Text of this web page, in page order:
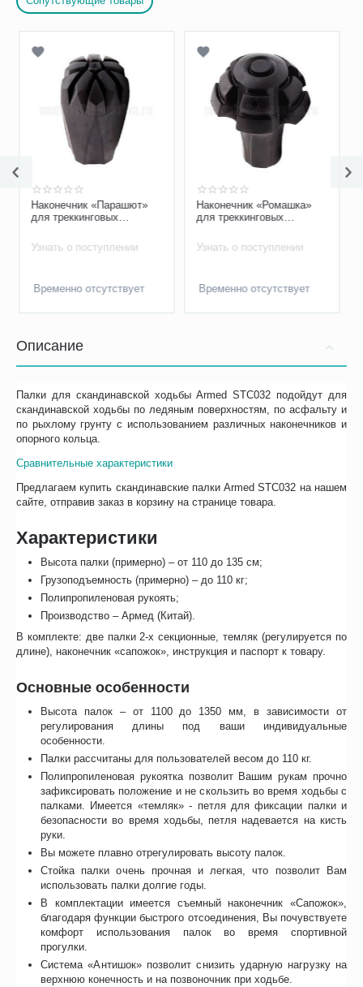
Наконечник «Парашют»
для треккинговых
Узнать о поступлении
Временно отсутствует
Наконечник «Ромашка»
для треккинговых
Узнать о поступлении
Временно отсутствует
Описание
Палки для скандинавской ходьбы Armed STC032 подойдут для
скандинавской ходьбы по ледяным поверхностям, по асфальту и
по рыхлому грунту с использованием различных наконечников и
опорного кольца.
Сравнительные характеристики
Предлагаем купить скандинавские палки Armed STC032 на нашем
сайте, отправив заказ в корзину на странице товара.
Характеристики
Высота палки (примерно) – от 110 до 135 см;
Грузоподъемность (примерно) – до 110 кг;
Полипропиленовая рукоять;
Производство – Армед (Китай).
В комплекте: две палки 2-х секционные, темляк (регулируется по
длине), наконечник «сапожок», инструкция и паспорт к товару.
Основные особенности
Высота палок – от 1100 до 1350 мм, в зависимости от
регулирования длины под ваши индивидуальные
особенности.
Палки рассчитаны для пользователей весом до 110 кг.
Полипропиленовая рукоятка позволит Вашим рукам прочно
зафиксировать положение и не скользить во время ходьбы с
палками. Имеется «темляк» - петля для фиксации палки и
безопасности во время ходьбы, петля надевается на кисть
руки.
Вы можете плавно отрегулировать высоту палок.
Стойка палки очень прочная и легкая, что позволит Вам
использовать палки долгие годы.
В комплектации имеется съемный наконечник «Сапожок»,
благодаря функции быстрого отсоединения, Вы почувствуете
комфорт использования палок во время спортивной
прогулки.
Система «Антишок» позволит снизить ударную нагрузку на
верхнюю конечность и на позвоночник при ходьбе.